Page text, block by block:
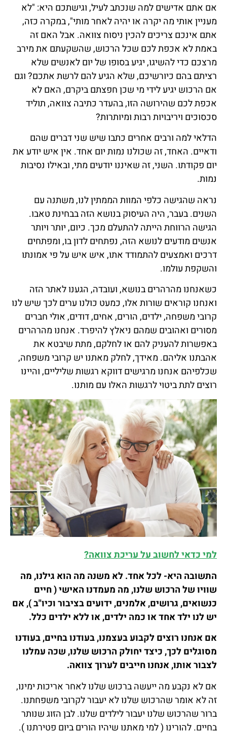
אם אתם אדישים למה שנכתב לעיל, וגישתכם היא: "לא
מעניין אותי מה יקרה או יהיה לאחר מותי", במקרה כזה,
אתם אינכם צריכים להכין ניסוח צוואה. אבל האם זה
באמת לא אכפת לכם שכל הרכוש, שהשקעתם את מירב
מרצכם כדי להשיגו, יגיע בסופו של יום לאנשים שלא
רציתם בהם כיורשיכם, שלא הגיע להם לרשת אתכם? וגם
אם הרכוש יגיע לידי מי שכן חפצתם ביקרם, האם לא
אכפת לכם שהירושה הזו, בהעדר כתיבה צוואה, תוליד
סכסוכים ויריבויות רבות ומיותרות?
הדלאי למה ורבים אחרים כתבו שיש שני דברים שהם
ודאיים. האחד, זה שכולנו נמות יום אחד. אין איש יודע את
יום פקודתו. השני, זה שאיננו יודעים מתי, ובאילו נסיבות
נמות.
נראה שהגישה כלפי המוות הממתין לנו, משתנה עם
השנים. בעבר, היה העיסוק בנושא הזה בבחינת טאבו.
הגישה הרווחת הייתה להתעלם מכך. כיום, יותר ויותר
אנשים מודעים לנושא הזה, נפתחים לדון בו, ומפתחים
דרכים ואמצעים להתמודד אתו, איש איש על פי אמונתו
והשקפת עולמו.
כשאנחנו מהרהרים בנושא, ועובדה, הגענו לאתר הזה
ואנחנו קוראים שורות אלו, כמעט כולנו ערים לכך שיש לנו
קרובי משפחה, ילדים, הורים, אחים, דודים, אולי חברים
מסורים ואהובים שמהם ניאלץ להיפרד. אנחנו מהרהרים
באפשרות להעניק להם או לחלקם, מתת שיבטא את
אהבתנו אליהם. מאידך, לחלק מאתנו יש קרובי משפחה,
שכלפיהם אנחנו מרגישים דווקא רגשות שליליים, והיינו
רוצים לתת ביטוי לרגשות האלו עם מותנו.
למי כדאי לחשוב על עריכת צוואה?
התשובה היא- לכל אחד. לא משנה מה הוא גילנו, מה
שוויו של הרכוש שלנו, מה מעמדנו האישי ( חיים
כנשואים, גרושים, אלמנים, ידועים בציבור וכיו"ב ), אם
יש לנו ילד אחד או כמה ילדים, או ללא ילדים כלל.
אם אנחנו רוצים לקבוע בעצמנו, בעודנו בחיים, בעודנו
מסוגלים לכך, כיצד יחולק הרכוש שלנו, שכה עמלנו
לצבור אותו, אנחנו חייבים לערוך צוואה.
אם לא נקבע מה ייעשה ברכוש שלנו לאחר אריכות ימינו,
זה לא אומר שהרכוש שלנו לא יעבור לקרובי משפחתנו.
ברור שהרכוש שלנו יעבור לילדים שלנו. לבן הזוג שנותר
בחיים. להורינו ( למי מאתנו שיהיו הורים ביום פטירתנו ).